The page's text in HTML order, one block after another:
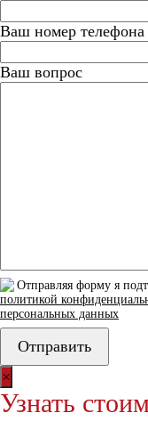
Ваш номер телефона
Ваш вопрос
Отправляя форму я
политикой
персональных данных
×
Узнать